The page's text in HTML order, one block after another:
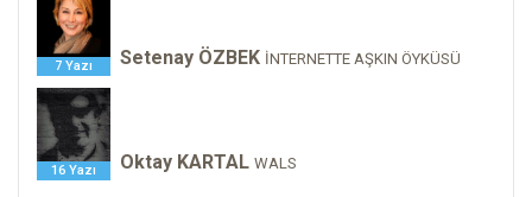
7 Yazı Setenay ÖZBEK İNTERNETTE AŞKIN ÖYKÜSÜ
16 Yazı Oktay KARTAL WALS